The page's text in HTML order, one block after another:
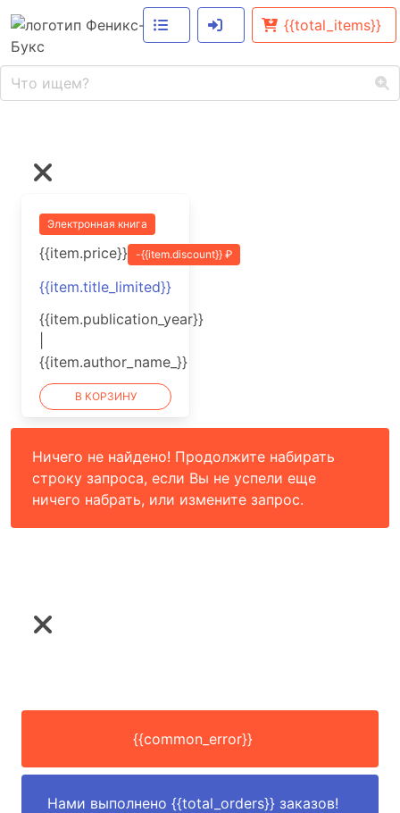
{{total_items}}
Электронная книга
{{item.price}} -{{item.discount}} ₽
{{item.title_limited}}
{{item.publication_year}}
{{item.author_name_}}
В КОРЗИНУ
Ничего не найдено! Продолжите набирать
строку запроса, если Вы не успели еще
ничего набрать, или измените запрос.
{{common_error}}
Нами выполнено {{total_orders}} заказов!